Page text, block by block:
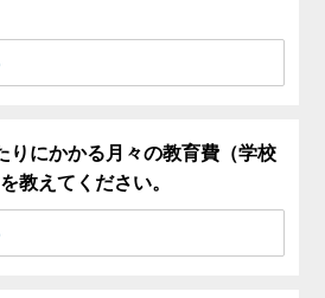
りにかかる月々の教育費（学校
教えてください。